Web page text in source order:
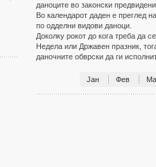
даноците во законски
Во календарот даден е преглед
по одделни видови даноци.
Доколку рокот до кога треба да
Недела или Државен празник,
даночните обврски да ги
Јан Фев